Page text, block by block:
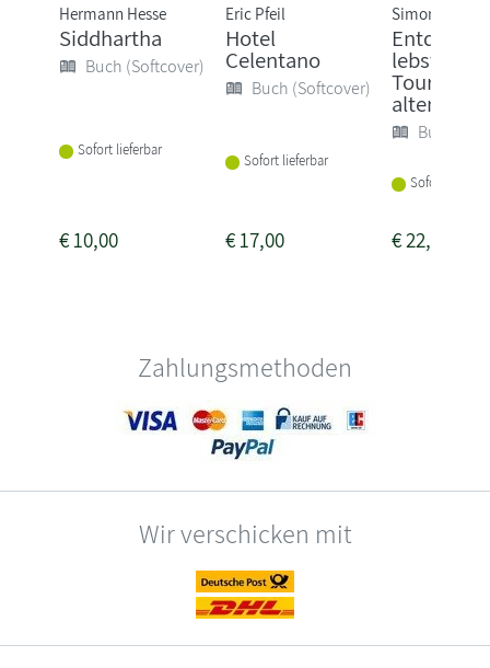
Hermann Hesse
Siddhartha
Buch (Softcover)
Sofort lieferbar
€10,00
Eric Pfeil
Hotel
Celentano
Buch (Softcover)
Sofort lieferbar
€17,00
Simon
Entdecke
lebst!
Touren auf
alten...
Buch
Sofort
€22,00
Zahlungsmethoden
Wir verschicken mit